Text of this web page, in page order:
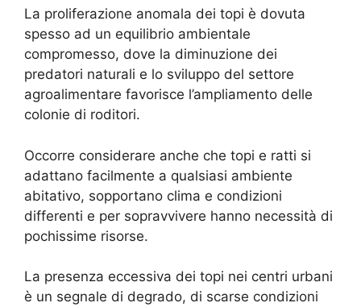
La proliferazione anomala dei topi è dovuta
spesso ad un equilibrio ambientale
compromesso, dove la diminuzione dei
predatori naturali e lo sviluppo del settore
agroalimentare favorisce l’ampliamento delle
colonie di roditori.
Occorre considerare anche che topi e ratti si
adattano facilmente a qualsiasi ambiente
abitativo, sopportano clima e condizioni
differenti e per sopravvivere hanno necessità di
pochissime risorse.
La presenza eccessiva dei topi nei centri urbani
è un segnale di degrado, di scarse condizioni